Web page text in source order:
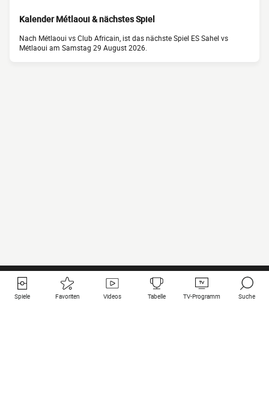
Kalender Métlaoui & nächstes Spiel
Nach Métlaoui vs Club Africain, ist das nächste Spiel ES Sahel vs
Métlaoui am Samstag 29 August 2026.
Spiele Favoriten Videos Tabelle TV-Programm Suche